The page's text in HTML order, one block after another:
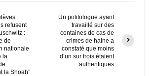
refusent
:
de
nationale
la
la Shoah”
Un politologue ayant
travaillé sur des
centaines de cas de
crimes de haine a
constaté que moins
d’un sur trois étaient
authentiques